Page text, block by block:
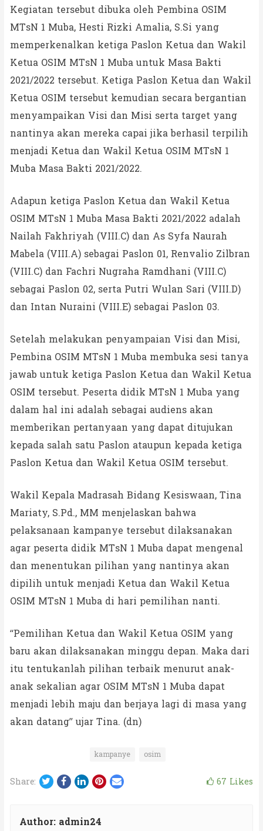
Kegiatan tersebut dibuka oleh Pembina OSIM
MTsN 1 Muba, Hesti Rizki Amalia, S.Si yang
memperkenalkan ketiga Paslon Ketua dan Wakil
Ketua OSIM MTsN 1 Muba untuk Masa Bakti
2021/2022 tersebut. Ketiga Paslon Ketua dan Wakil
Ketua OSIM tersebut kemudian secara bergantian
menyampaikan Visi dan Misi serta target yang
nantinya akan mereka capai jika berhasil terpilih
menjadi Ketua dan Wakil Ketua OSIM MTsN 1
Muba Masa Bakti 2021/2022.
Adapun ketiga Paslon Ketua dan Wakil Ketua
OSIM MTsN 1 Muba Masa Bakti 2021/2022 adalah
Nailah Fakhriyah (VIII.C) dan As Syfa Naurah
Mabela (VIII.A) sebagai Paslon 01, Renvalio Zilbran
(VIII.C) dan Fachri Nugraha Ramdhani (VIII.C)
sebagai Paslon 02, serta Putri Wulan Sari (VIII.D)
dan Intan Nuraini (VIII.E) sebagai Paslon 03.
Setelah melakukan penyampaian Visi dan Misi,
Pembina OSIM MTsN 1 Muba membuka sesi tanya
jawab untuk ketiga Paslon Ketua dan Wakil Ketua
OSIM tersebut. Peserta didik MTsN 1 Muba yang
dalam hal ini adalah sebagai audiens akan
memberikan pertanyaan yang dapat ditujukan
kepada salah satu Paslon ataupun kepada ketiga
Paslon Ketua dan Wakil Ketua OSIM tersebut.
Wakil Kepala Madrasah Bidang Kesiswaan, Tina
Mariaty, S.Pd., MM menjelaskan bahwa
pelaksanaan kampanye tersebut dilaksanakan
agar peserta didik MTsN 1 Muba dapat mengenal
dan menentukan pilihan yang nantinya akan
dipilih untuk menjadi Ketua dan Wakil Ketua
OSIM MTsN 1 Muba di hari pemilihan nanti.
“Pemilihan Ketua dan Wakil Ketua OSIM yang
baru akan dilaksanakan minggu depan. Maka dari
itu tentukanlah pilihan terbaik menurut anak-
anak sekalian agar OSIM MTsN 1 Muba dapat
menjadi lebih maju dan berjaya lagi di masa yang
akan datang” ujar Tina. (dn)
kampanye osim
Share: Twitter
Facebook
LinkedIn
Pinterest
Email 67 Likes
Author: admin24